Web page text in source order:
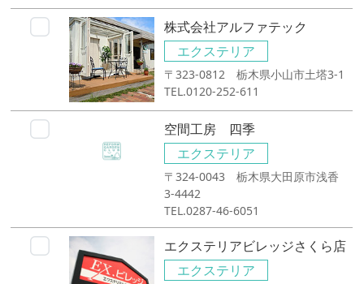
株式会社アルファテック
エクステリア
〒323-0812 栃木県小山市土塔3-1
TEL.0120-252-611
空間工房 四季
エクステリア
〒324-0043 栃木県大田原市浅香
3-4442
TEL.0287-46-6051
エクステリアビレッジさくら店
エクステリア